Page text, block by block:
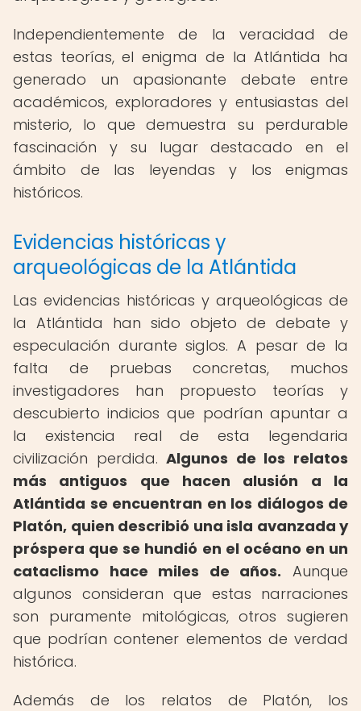
Independientemente de la veracidad de
estas teorías, el enigma de la Atlántida ha
generado un apasionante debate entre
académicos, exploradores y entusiastas del
misterio, lo que demuestra su perdurable
fascinación y su lugar destacado en el
ámbito de las leyendas y los enigmas
históricos.
Evidencias históricas y
arqueológicas de la Atlántida
Las evidencias históricas y arqueológicas de
la Atlántida han sido objeto de debate y
especulación durante siglos. A pesar de la
falta de pruebas concretas, muchos
investigadores han propuesto teorías y
descubierto indicios que podrían apuntar a
la existencia real de esta legendaria
civilización perdida.Algunos de los relatos
más antiguos que hacen alusión a la
Atlántida se encuentran en los diálogos de
Platón, quien describió una isla avanzada y
próspera que se hundió en el océano en un
cataclismo hace miles de años. Aunque
algunos consideran que estas narraciones
son puramente mitológicas, otros sugieren
que podrían contener elementos de verdad
histórica.
Además de los relatos de Platón, los